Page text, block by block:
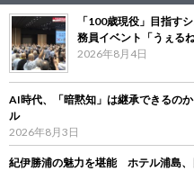
「100歳現役」目指す
務員イベント「うぇる
2026年8月4日
AI時代、「暗黙知」は継承できるの
ル
2026年8月3日
紀伊勝浦の魅力を堪能 ホテル浦島、